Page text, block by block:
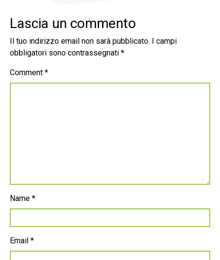
Lascia un commento
Il tuo indirizzo email non sarà pubblicato.
I campi
obbligatori sono contrassegnati *
Comment *
Name *
Email *